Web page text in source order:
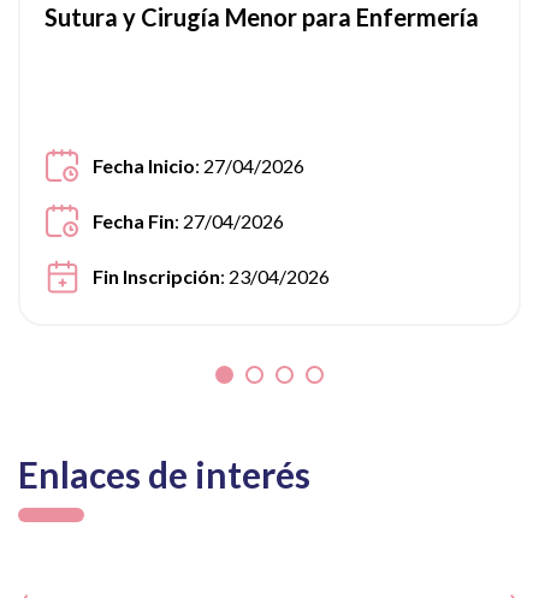
Sutura y Cirugía Menor para Enfermería
Fecha Inicio: 27/04/2026
Fecha Fin: 27/04/2026
Fin Inscripción: 23/04/2026
Enlaces de interés